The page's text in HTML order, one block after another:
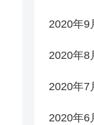
2020年9
2020年8
2020年7
2020年6